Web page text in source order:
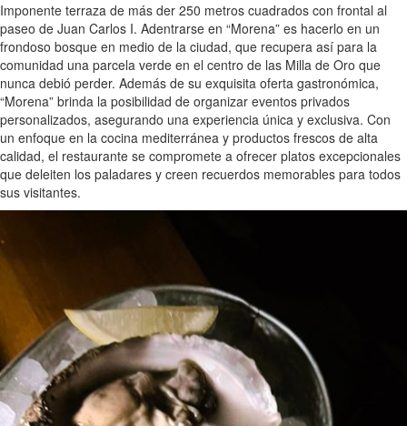
Imponente terraza de más der 250 metros cuadrados con frontal al
paseo de Juan Carlos I. Adentrarse en “Morena” es hacerlo en un
frondoso bosque en medio de la ciudad, que recupera así para la
comunidad una parcela verde en el centro de las Milla de Oro que
nunca debió perder. Además de su exquisita oferta gastronómica,
“Morena” brinda la posibilidad de organizar eventos privados
personalizados, asegurando una experiencia única y exclusiva. Con
un enfoque en la cocina mediterránea y productos frescos de alta
calidad, el restaurante se compromete a ofrecer platos excepcionales
que deleiten los paladares y creen recuerdos memorables para todos
sus visitantes.